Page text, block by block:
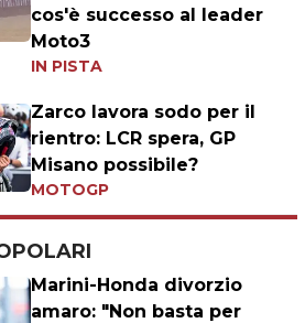
cos'è successo al leader
Moto3
IN PISTA
Zarco lavora sodo per il
rientro: LCR spera, GP
Misano possibile?
MOTOGP
Marini-Honda divorzio
amaro: "Non basta per